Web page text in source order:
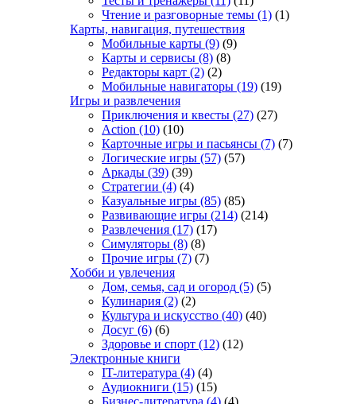
Чтение и разговорные темы (1) (1)
Карты, навигация, путешествия
Мобильные карты (9) (9)
Карты и сервисы (8) (8)
Редакторы карт (2) (2)
Мобильные навигаторы (19) (19)
Игры и развлечения
Приключения и квесты (27) (27)
Action (10) (10)
Карточные игры и пасьянсы (7) (7)
Логические игры (57) (57)
Аркады (39) (39)
Стратегии (4) (4)
Казуальные игры (85) (85)
Развивающие игры (214) (214)
Развлечения (17) (17)
Симуляторы (8) (8)
Прочие игры (7) (7)
Хобби и увлечения
Дом, семья, сад и огород (5) (5)
Кулинария (2) (2)
Культура и искусство (40) (40)
Досуг (6) (6)
Здоровье и спорт (12) (12)
Электронные книги
IT-литература (4) (4)
Аудиокниги (15) (15)
Бизнес-литература (4) (4)